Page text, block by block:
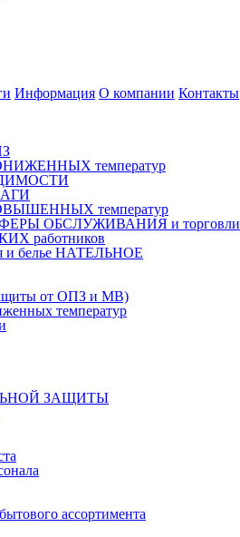
Информация О компании Контакты
температур
температур
СФЕРЫ ОБСЛУЖИВАНИЯ и торговли
работников
белье НАТЕЛЬНОЕ
от ОПЗ и МВ)
температур
ЗАЩИТЫ
ассортимента